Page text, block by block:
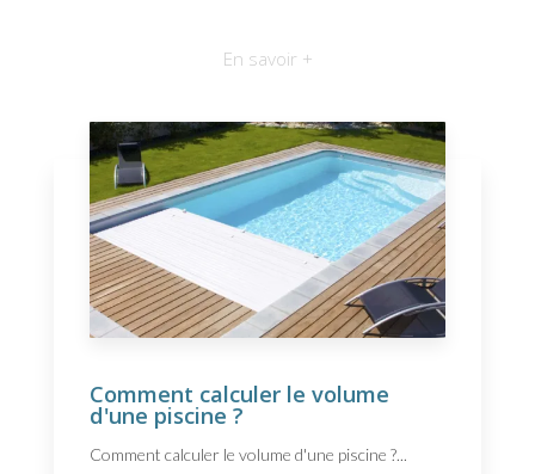
En savoir +
Comment calculer le volume
d'une piscine ?
Comment calculer le volume d'une piscine ?...